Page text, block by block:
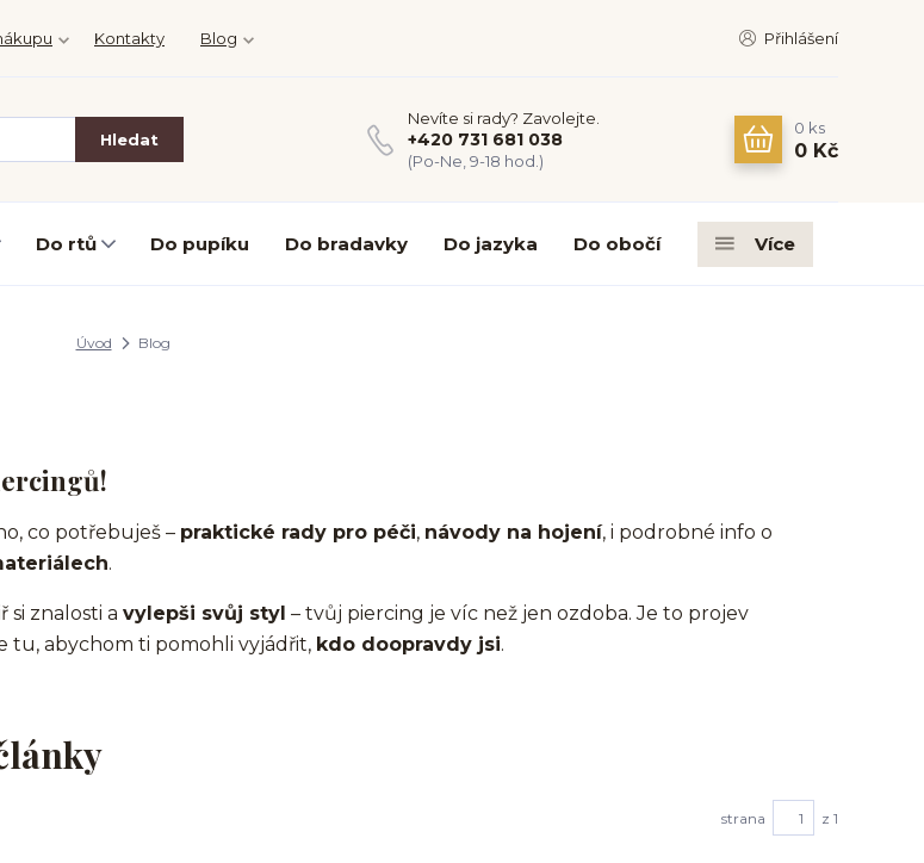
Kontakty Blog Přihlášení
Hledat
Nevíte si rady? Zavolejte.
+420 731 681 038
(Po-Ne, 9-18 hod.)
0 ks
0 Kč
Do rtů Do pupíku Do bradavky Do jazyka Do obočí Více
Úvod Blog
co potřebuješ – praktické rady pro péči, návody na hojení, i podrobné info o
.
si znalosti a vylepši svůj styl – tvůj piercing je víc než jen ozdoba. Je to projev
tu, abychom ti pomohli vyjádřit, kdo doopravdy jsi.
strana z 1